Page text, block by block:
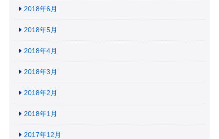
2018年6月
2018年5月
2018年4月
2018年3月
2018年2月
2018年1月
2017年12月